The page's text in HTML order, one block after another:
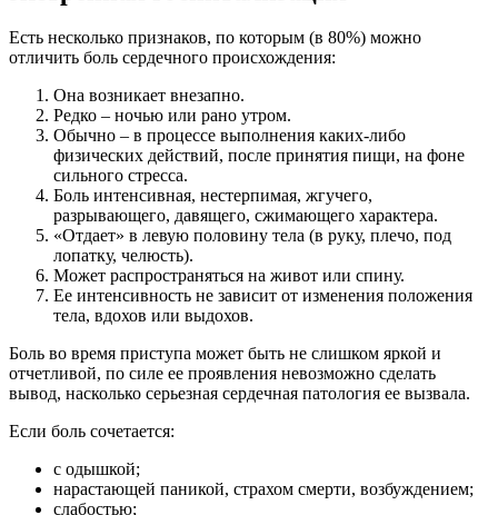
Есть несколько признаков, по которым (в 80%) можно
отличить боль сердечного происхождения:
Она возникает внезапно.
Редко – ночью или рано утром.
Обычно – в процессе выполнения каких-либо
физических действий, после принятия пищи, на фоне
сильного стресса.
Боль интенсивная, нестерпимая, жгучего,
разрывающего, давящего, сжимающего характера.
«Отдает» в левую половину тела (в руку, плечо, под
лопатку, челюсть).
Может распространяться на живот или спину.
Ее интенсивность не зависит от изменения положения
тела, вдохов или выдохов.
Боль во время приступа может быть не слишком яркой и
отчетливой, по силе ее проявления невозможно сделать
вывод, насколько серьезная сердечная патология ее вызвала.
Если боль сочетается:
с одышкой;
нарастающей паникой, страхом смерти, возбуждением;
слабостью;